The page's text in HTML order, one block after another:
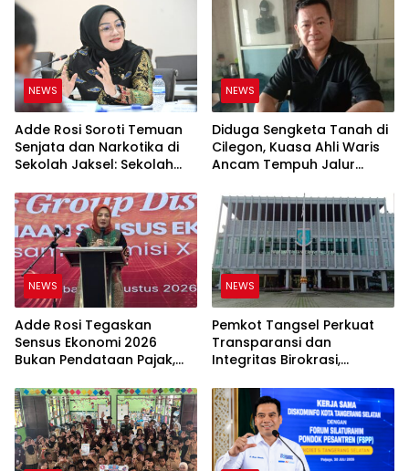
NEWS
Adde Rosi Soroti Temuan
Senjata dan Narkotika di
Sekolah Jaksel: Sekolah
bagi Anak
NEWS
Diduga Sengketa Tanah di
Cilegon, Kuasa Ahli Waris
Ancam Tempuh Jalur
NEWS
Adde Rosi Tegaskan
Sensus Ekonomi 2026
Bukan Pendataan Pajak,
NEWS
Pemkot Tangsel Perkuat
Transparansi dan
Integritas Birokrasi,
Masyarakat